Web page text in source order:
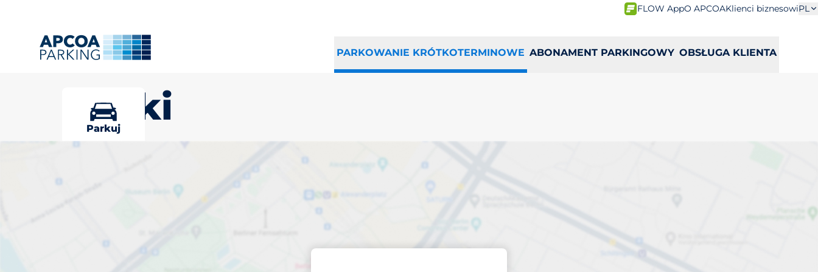
FLOW AppO APCOAKlienci biznesowiPL
PARKOWANIE KRÓTKOTERMINOWE ABONAMENT PARKINGOWY OBSŁUGA KLIENTA
Marki
Parkuj
Wybierz miejsce parkingowe w
Marki